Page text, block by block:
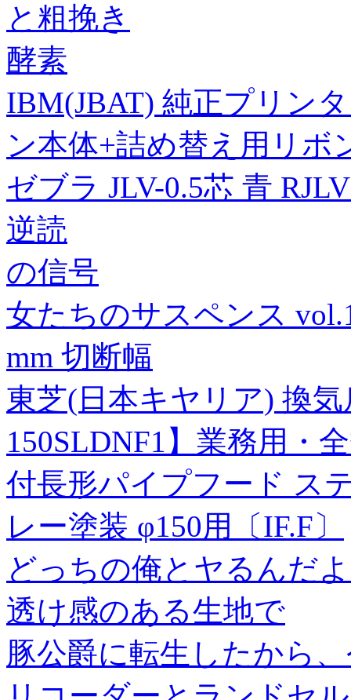
と粗挽き
酵素
IBM(JBAT) 純正プリン
ン本体+詰め替え用リボ
ゼブラ JLV-0.5芯 青
逆読
の信号
女たちのサスペンス
mm 切断幅
東芝(日本キヤリア) 換
150SLDNF1】業務用・
付長形パイプフード ス
レー塗装 φ150用〔IF.F〕
どっちの俺とヤるんだ
透け感のある生地で
豚公爵に転生したから